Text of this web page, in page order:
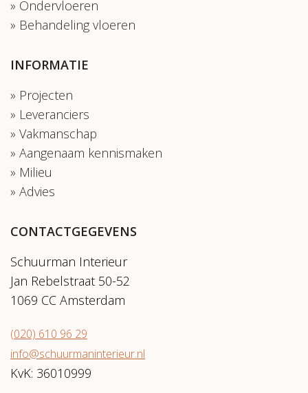
Ondervloeren
Behandeling vloeren
INFORMATIE
Projecten
Leveranciers
Vakmanschap
Aangenaam kennismaken
Milieu
Advies
CONTACTGEGEVENS
Schuurman Interieur
Jan Rebelstraat 50-52
1069 CC Amsterdam
(020) 610 96 29
info@schuurmaninterieur.nl
KvK: 36010999